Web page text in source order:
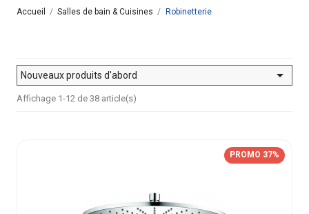
Accueil Salles de bain & Cuisines Robinetterie
Nouveaux produits d'abord 
Affichage 1-12 de 38 article(s)
PROMO 37%